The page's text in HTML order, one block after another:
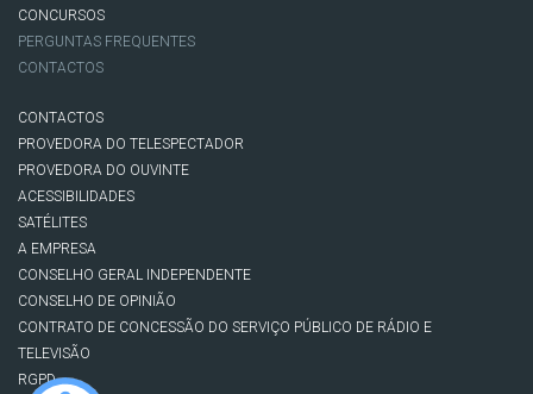
CONCURSOS
PERGUNTAS FREQUENTES
CONTACTOS
CONTACTOS
PROVEDORA DO TELESPECTADOR
PROVEDORA DO OUVINTE
ACESSIBILIDADES
SATÉLITES
A EMPRESA
CONSELHO GERAL INDEPENDENTE
CONSELHO DE OPINIÃO
CONTRATO DE CONCESSÃO DO SERVIÇO PÚBLICO DE RÁDIO E
TELEVISÃO
RGPD